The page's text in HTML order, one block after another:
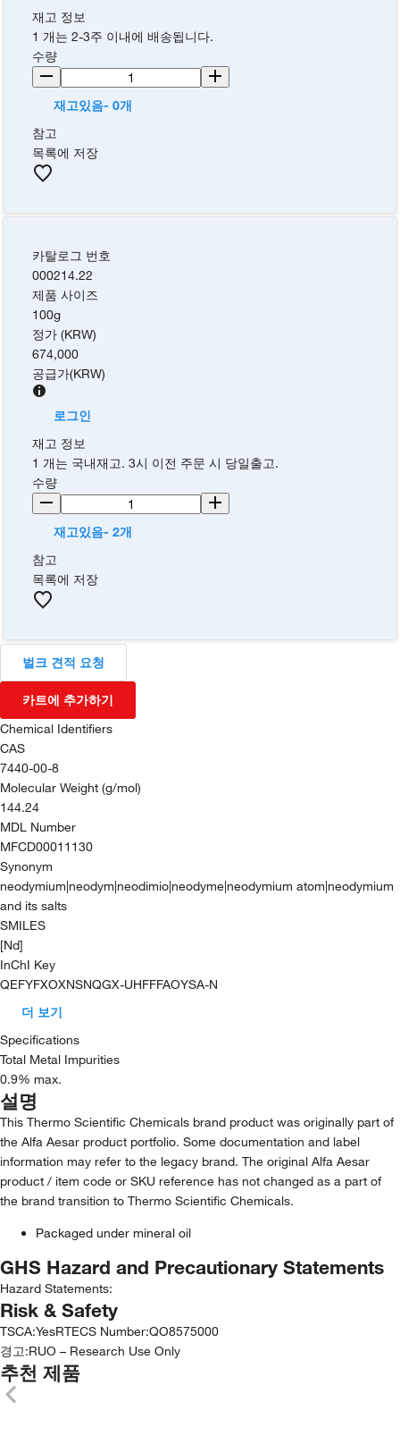
재고 정보
1 개는 2-3주 이내에 배송됩니다.
수량
재고있음- 0개
참고
목록에 저장
카탈로그 번호
000214.22
제품 사이즈
100g
정가 (KRW)
674,000
공급가(KRW)
로그인
재고 정보
1 개는 국내재고. 3시 이전 주문 시 당일출고.
수량
재고있음- 2개
참고
목록에 저장
벌크 견적 요청
카트에 추가하기
Chemical Identifiers
CAS
7440-00-8
Molecular Weight (g/mol)
144.24
MDL Number
MFCD00011130
Synonym
neodymium|neodym|neodimio|neodyme|neodymium atom|neodymium
and its salts
SMILES
[Nd]
InChI Key
QEFYFXOXNSNQGX-UHFFFAOYSA-N
더 보기
Specifications
Total Metal Impurities
0.9% max.
설명
This Thermo Scientific Chemicals brand product was originally part of
the Alfa Aesar product portfolio. Some documentation and label
information may refer to the legacy brand. The original Alfa Aesar
product / item code or SKU reference has not changed as a part of
the brand transition to Thermo Scientific Chemicals.
Packaged under mineral oil
GHS Hazard and Precautionary Statements
Hazard Statements:
Risk & Safety
TSCA:YesRTECS Number:QO8575000
경고:RUO – Research Use Only
추천 제품